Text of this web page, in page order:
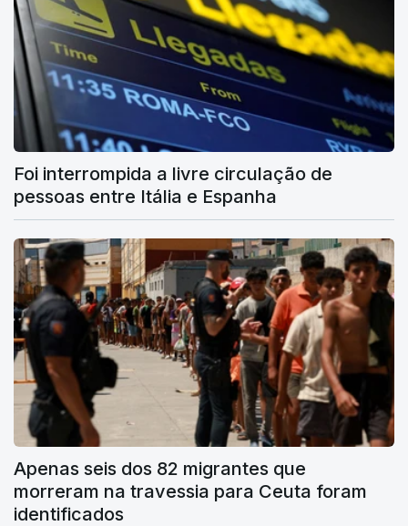
Foi interrompida a livre circulação de
pessoas entre Itália e Espanha
Apenas seis dos 82 migrantes que
morreram na travessia para Ceuta foram
identificados